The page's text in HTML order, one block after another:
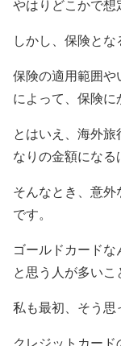
やはりどこかで想
しかし、保険と
保険の適用範囲や
によって、保険に
とはいえ、海外
なりの金額になる
そんなとき、意外
です。
ゴールドカード
と思う人が多いこ
私も最初、そう思
クレジットカー